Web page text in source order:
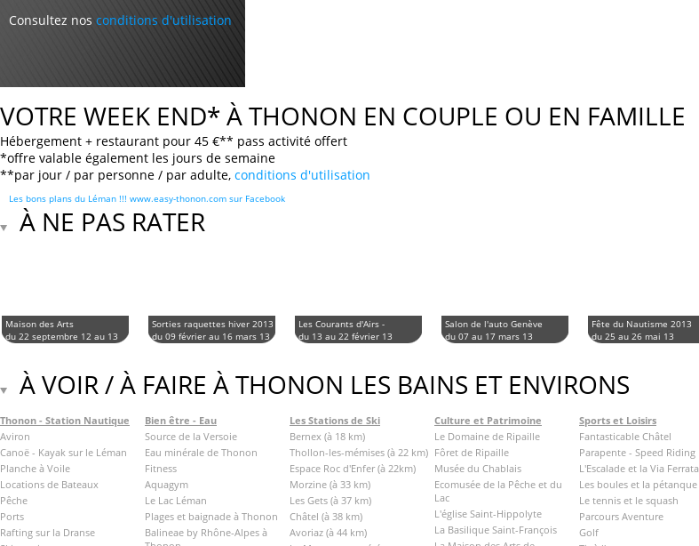
Consultez nos conditions d'utilisation
VOTRE WEEK END* À THONON EN COUPLE OU EN FAMILLE
Hébergement + restaurant pour 45 €** pass activité offert
*offre valable également les jours de semaine
**par jour / par personne / par adulte, conditions d'utilisation
Les bons plans du Léman !!! www.easy-thonon.com sur Facebook
À NE PAS RATER
Maison des Arts
du 22 septembre 12 au 13
Sorties raquettes hiver 2013
du 09 février au 16 mars 13
Les Courants d'Airs -
du 13 au 22 février 13
Salon de l'auto Genève
du 07 au 17 mars 13
Fête du Nautisme 2013
du 25 au 26 mai 13
À VOIR / À FAIRE À THONON LES BAINS ET ENVIRONS
Thonon - Station Nautique
Aviron
Canoë - Kayak sur le Léman
Planche à Voile
Locations de Bateaux
Pêche
Ports
Rafting sur la Dranse
Bien être - Eau
Source de la Versoie
Eau minérale de Thonon
Fitness
Aquagym
Le Lac Léman
Plages et baignade à Thonon
Balineae by Rhône-Alpes à
Les Stations de Ski
Bernex (à 18 km)
Thollon-les-mémises (à 22 km)
Espace Roc d'Enfer (à 22km)
Morzine (à 33 km)
Les Gets (à 37 km)
Châtel (à 38 km)
Avoriaz (à 44 km)
Culture et Patrimoine
Le Domaine de Ripaille
Fôret de Ripaille
Musée du Chablais
Ecomusée de la Pêche et du
Lac
L'église Saint-Hippolyte
La Basilique Saint-François
Sports et Loisirs
Fantasticable Châtel
Parapente - Speed Riding
L'Escalade et la Via Ferrata
Les boules et la pétanque
Le tennis et le squash
Parcours Aventure
Golf